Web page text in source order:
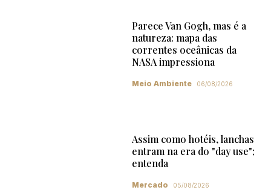
Parece Van Gogh, mas é a
natureza: mapa das
correntes oceânicas da
NASA impressiona
Meio Ambiente 06/08/2026
Assim como hotéis, lanchas
entram na era do "day use";
entenda
Mercado 05/08/2026